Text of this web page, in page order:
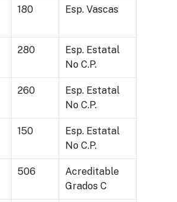
180 Esp. Vascas
280
Esp. Estatal
No C.P.
260
Esp. Estatal
No C.P.
150
Esp. Estatal
No C.P.
506
Acreditable
Grados C